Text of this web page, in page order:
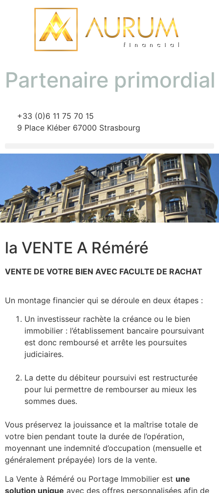
Partenaire
+33 (0)6 11 75 70 15
9 Place Kléber 67000 Strasbourg
la VENTE A Réméré
VENTE DE VOTRE BIEN AVEC FACULTE DE RACHAT
Un montage financier qui se déroule en deux étapes :
Un investisseur rachète la créance ou le bien
immobilier : l’établissement bancaire poursuivant
est donc remboursé et arrête les poursuites
judiciaires.
La dette du débiteur poursuivi est restructurée
pour lui permettre de rembourser au mieux les
sommes dues.
Vous préservez la jouissance et la maîtrise totale de
votre bien pendant toute la durée de l’opération,
moyennant une indemnité d’occupation (mensuelle et
généralement prépayée) lors de la vente.
La Vente à Réméré ou Portage Immobilier est une
solution unique avec des offres personnalisées afin de